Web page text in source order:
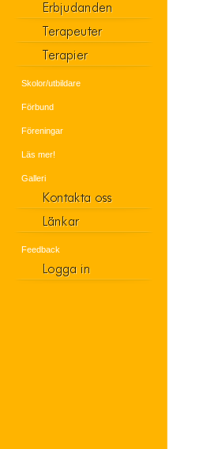
Skolor/utbildare
Förbund
Föreningar
Läs mer!
Galleri
Feedback